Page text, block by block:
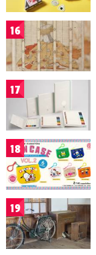
16
17
18
19